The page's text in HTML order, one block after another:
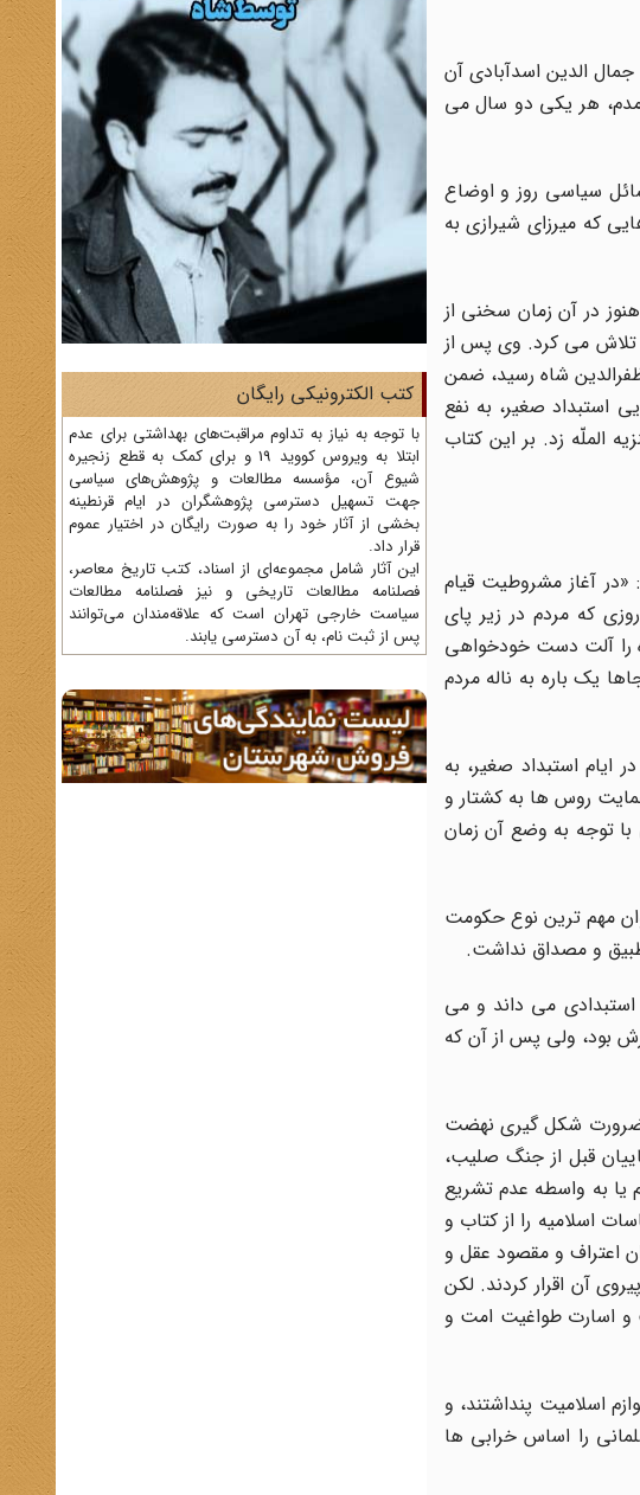
مى گوید: «مرحوم سید جمال الدین اسدآبادى آن
هر یکى دو سال مى
سیاسى روز و اوضاع
که میرزاى شیرازى به
در آن زمان سخنى از
تلاش مى کرد. وى پس از
که فرمان مشروطیت به امضاى مظفرالدین شاه رسید، ضمن
استبداد صغیر، به نفع
الملّه زد. بر این کتاب
آغاز مشروطیت قیام
که مردم در زیر پاى
را آلت دست خودخواهى
یک باره به ناله مردم
استبداد صغیر، به
با حمایت روس ها به کشتار و
توجه به وضع آن زمان
مهم ترین نوع حکومت
و مصداق نداشت.
استبدادى مى داند و مى
بود، ولى پس از آن که
ضرورت شکل گیرى نهضت
قبل از جنگ صلیب،
به واسطه عدم تشریع
اسلامیه را از کتاب و
اعتراف و مقصود عقل و
آن اقرار کردند. لکن
و اسارت طواغیت امت و
اسلامیت پنداشتند، و
را اساس خرابى ها
کتب الکترونیکی رایگان
با توجه به نیاز به تداوم مراقبت‌های بهداشتی برای عدم
ابتلا به ویروس کووید 19 و برای کمک به قطع زنجیره
شیوع آن، مؤسسه مطالعات و پژوهش‌های سیاسی
جهت تسهیل دسترسی پژوهشگران در ایام قرنطینه
بخشی از آثار خود را به صورت رایگان در اختیار عموم
قرار داد.
این آثار شامل مجموعه‌ای از اسناد، کتب تاریخ معاصر،
فصلنامه‌ مطالعات تاریخی و نیز فصلنامه مطالعات
سیاست خارجی تهران است که علاقه‌مندان می‌توانند
پس از ثبت نام، به آن دسترسی یابند.